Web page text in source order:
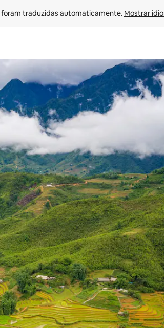
traduzidas automaticamente. Mostrar
seta para cima e para baixo ou explore com